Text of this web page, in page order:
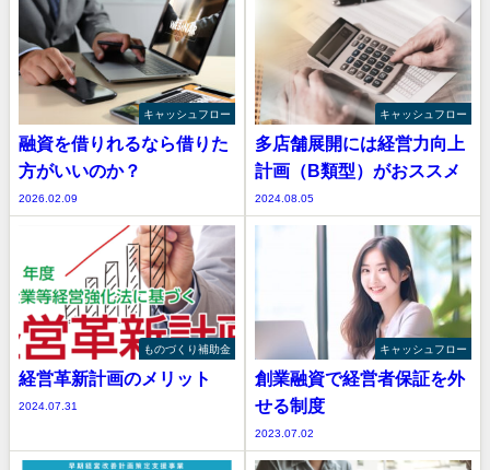
キャッシュフロー
融資を借りれるなら借りた
方がいいのか？
2026.02.09
キャッシュフロー
多店舗展開には経営力向上
計画（B類型）がおススメ
2024.08.05
ものづくり補助金
経営革新計画のメリット
2024.07.31
キャッシュフロー
創業融資で経営者保証を外
せる制度
2023.07.02